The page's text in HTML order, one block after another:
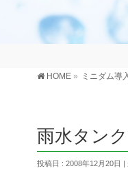
HOME » ミニダム導
雨水タン
投稿日 : 2008年12月20日